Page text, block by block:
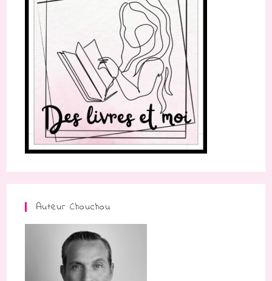
Auteur Chouchou